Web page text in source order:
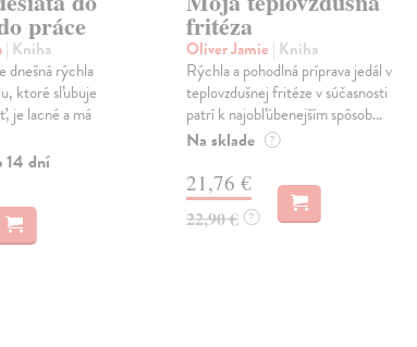
práce
| Kniha
dnešná rýchla
ktoré sľubuje
je lacné a má
14 dní
fritéza
Oliver Jamie | Kniha
Rýchla a pohodlná príprava jedál v
teplovzdušnej fritéze v súčasnosti
patrí k najobľúbenejším spôsob...
Na sklade ?
21,76 €
22,90 € ?